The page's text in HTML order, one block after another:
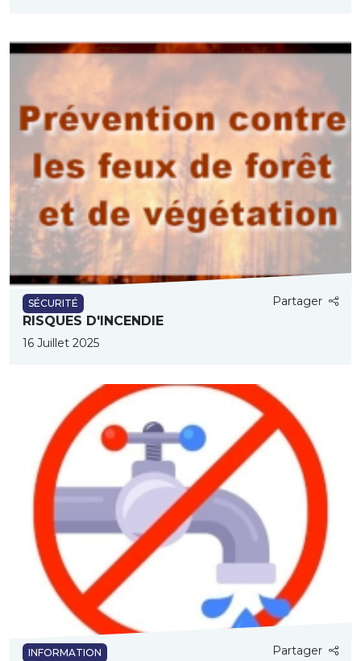
SÉCURITÉ Partager
RISQUES D'INCENDIE
16 Juillet 2025
INFORMATION Partager